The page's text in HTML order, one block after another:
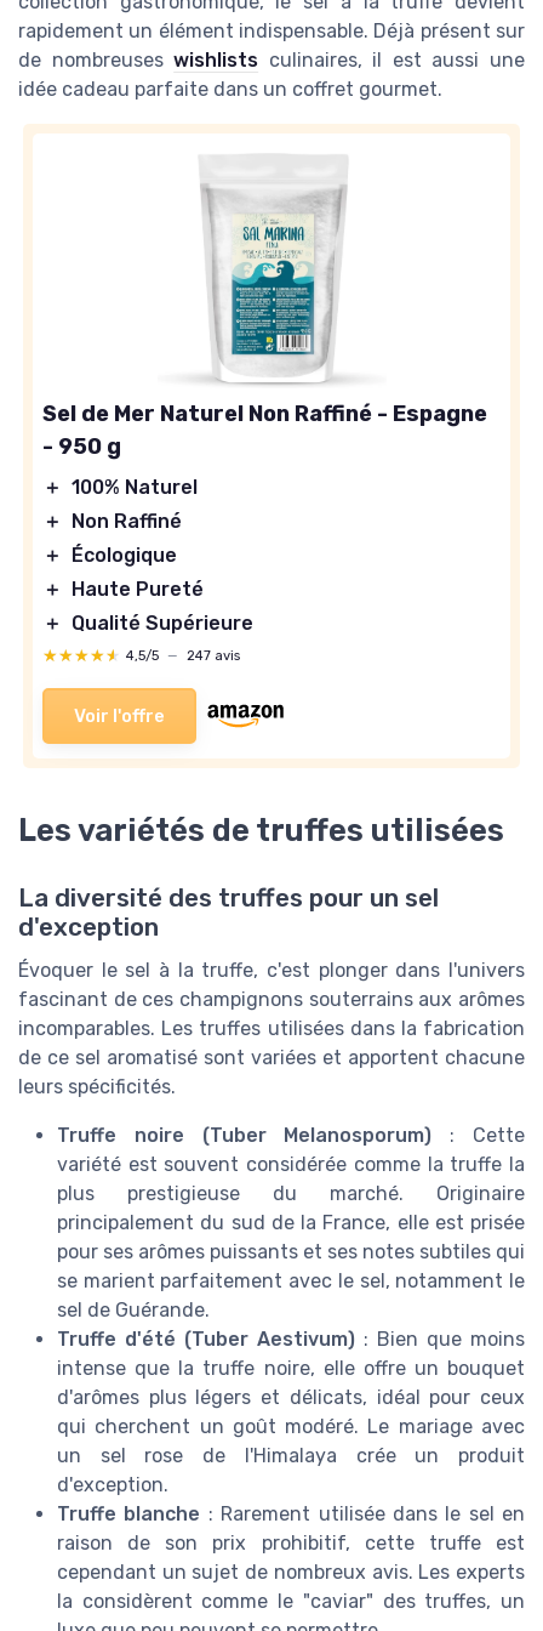
rapidement un élément indispensable. Déjà présent sur
de nombreuseswishlists culinaires, il est aussi une
idée cadeau parfaite dans un coffret gourmet.
Sel de Mer Naturel Non Raffiné - Espagne
- 950 g
＋ 100% Naturel
＋
Non Raffiné
＋
Écologique
＋
Haute Pureté
＋
Qualité Supérieure
★★★★★
★★★★★ 4,5/5 — 247 avis
Voir l'offre
Les variétés de truffes utilisées
La diversité des truffes pour un sel
d'exception
Évoquer le sel à la truffe, c'est plonger dans l'univers
fascinant de ces champignons souterrains aux arômes
incomparables. Les truffes utilisées dans la fabrication
de ce sel aromatisé sont variées et apportent chacune
leurs spécificités.
Truffe noire (Tuber Melanosporum) : Cette
variété est souvent considérée comme la truffe la
plus prestigieuse du marché. Originaire
principalement du sud de la France, elle est prisée
pour ses arômes puissants et ses notes subtiles qui
se marient parfaitement avec le sel, notamment le
sel de Guérande.
Truffe d'été (Tuber Aestivum) : Bien que moins
intense que la truffe noire, elle offre un bouquet
d'arômes plus légers et délicats, idéal pour ceux
qui cherchent un goût modéré. Le mariage avec
un sel rose de l'Himalaya crée un produit
d'exception.
Truffe blanche : Rarement utilisée dans le sel en
raison de son prix prohibitif, cette truffe est
cependant un sujet de nombreux avis. Les experts
la considèrent comme le "caviar" des truffes, un